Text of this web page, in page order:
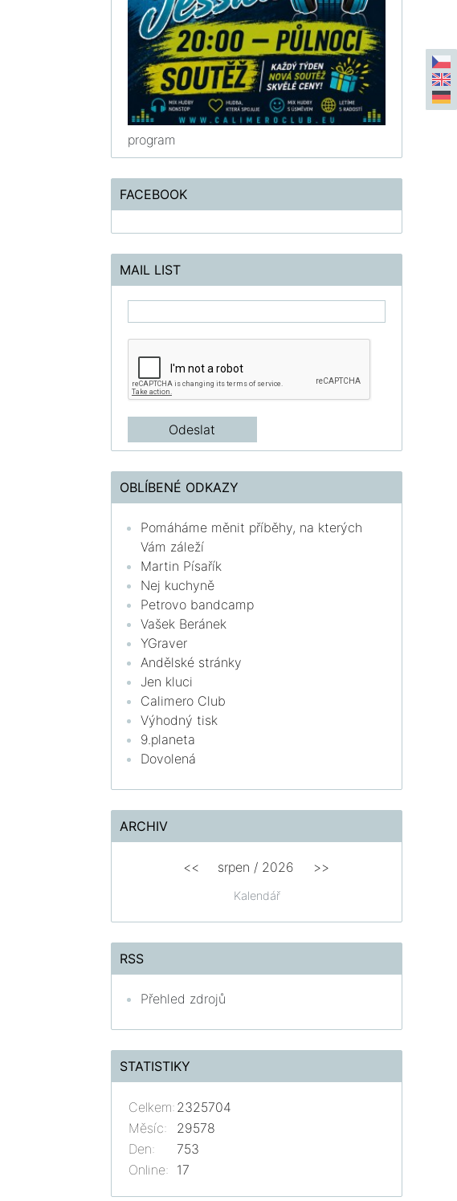
program
FACEBOOK
MAIL LIST
OBLÍBENÉ ODKAZY
Pomáháme měnit příběhy, na kterých
Vám záleží
Martin Písařík
Nej kuchyně
Petrovo bandcamp
Vašek Beránek
YGraver
Andělské stránky
Jen kluci
Calimero Club
Výhodný tisk
9.planeta
Dovolená
ARCHIV
Kalendář
<< srpen / 2026 >>
RSS
Přehled zdrojů
STATISTIKY
Online: 17
Celkem: 2325704
Měsíc:
29578
Den:
753